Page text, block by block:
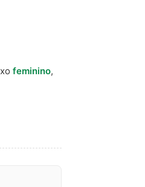
feminino,